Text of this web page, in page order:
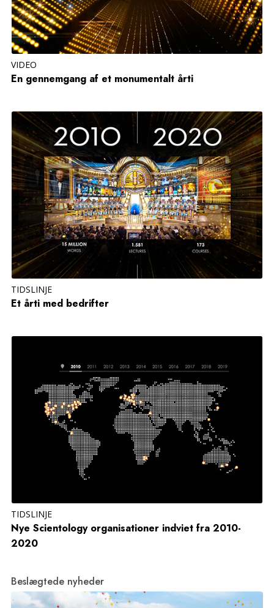
VIDEO
En gennemgang af et monumentalt årti
TIDSLINJE
Et årti med bedrifter
TIDSLINJE
Nye Scientology organisationer indviet fra 2010-
2020
Beslægtede nyheder